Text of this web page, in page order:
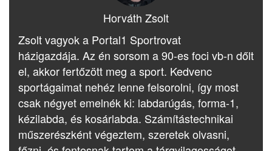
Horváth Zsolt
Zsolt vagyok a Portal1 Sportrovat
házigazdája. Az én sorsom a 90-es foci vb-n dőlt
el, akkor fertőzött meg a sport. Kedvenc
sportágaimat nehéz lenne felsorolni, így most
csak négyet emelnék ki: labdarúgás, forma-1,
kézilabda, és kosárlabda. Számítástechnikai
műszerészként végeztem, szeretek olvasni,